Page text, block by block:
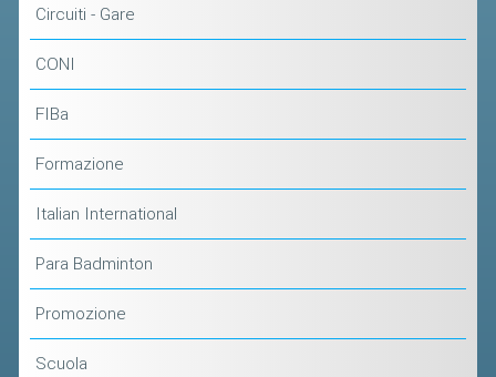
Circuiti - Gare
CONI
FIBa
Formazione
Italian International
Para Badminton
Promozione
Scuola
MODULI
MANIFESTAZIONI SPORTIVE